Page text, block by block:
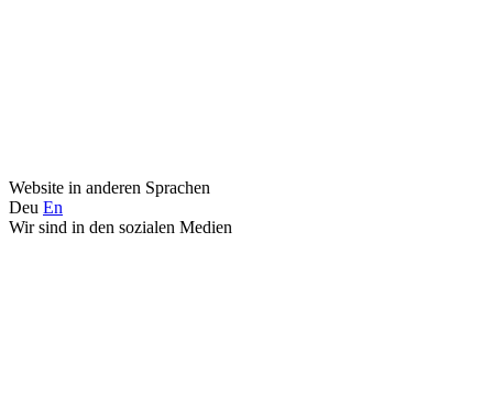
Website in anderen Sprachen
Deu En
Wir sind in den sozialen Medien